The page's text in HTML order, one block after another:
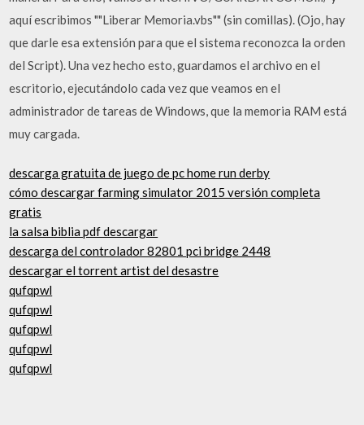
aquí escribimos ""Liberar Memoria.vbs"" (sin comillas). (Ojo, hay
que darle esa extensión para que el sistema reconozca la orden
del Script). Una vez hecho esto, guardamos el archivo en el
escritorio, ejecutándolo cada vez que veamos en el
administrador de tareas de Windows, que la memoria RAM está
muy cargada.
descarga gratuita de juego de pc home run derby
cómo descargar farming simulator 2015 versión completa
gratis
la salsa biblia pdf descargar
descarga del controlador 82801 pci bridge 2448
descargar el torrent artist del desastre
qufqpwl
qufqpwl
qufqpwl
qufqpwl
qufqpwl